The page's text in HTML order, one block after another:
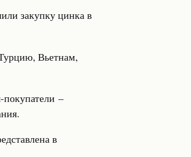
закупку цинка в
Вьетнам,
покупатели –
в